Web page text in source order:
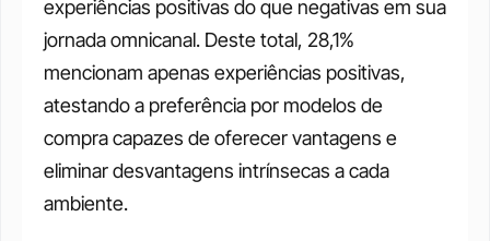
experiências positivas do que negativas em sua
jornada omnicanal. Deste total, 28,1%
mencionam apenas experiências positivas,
atestando a preferência por modelos de
compra capazes de oferecer vantagens e
eliminar desvantagens intrínsecas a cada
ambiente.